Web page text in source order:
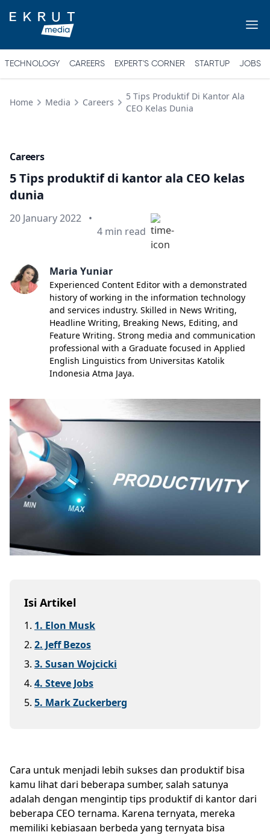
TECHNOLOGY CAREERS EXPERT'S CORNER STARTUP JOBS
Home Media Careers
5 Tips Produktif Di Kantor Ala
CEO Kelas Dunia
Careers
5 Tips produktif di kantor ala CEO kelas
dunia
Published on
20 January 2022 •
Min read
4 min read
Maria Yuniar
Experienced Content Editor with a demonstrated
history of working in the information technology
and services industry. Skilled in News Writing,
Headline Writing, Breaking News, Editing, and
Feature Writing. Strong media and communication
professional with a Graduate focused in Applied
English Linguistics from Universitas Katolik
Indonesia Atma Jaya.
Isi Artikel
1. 1. Elon Musk
2. 2. Jeff Bezos
3. 3. Susan Wojcicki
4. 4. Steve Jobs
5. 5. Mark Zuckerberg
Cara untuk menjadi lebih sukses dan produktif bisa
kamu lihat dari beberapa sumber, salah satunya
adalah dengan mengintip tips produktif di kantor dari
beberapa CEO ternama. Karena ternyata, mereka
memiliki kebiasaan berbeda yang ternyata bisa